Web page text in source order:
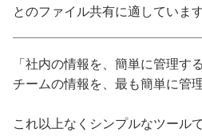
とのファイル共有に適しています
「社内の情報を、簡単に管理す
チームの情報を、最も簡単に管
これ以上なくシンプルなツール